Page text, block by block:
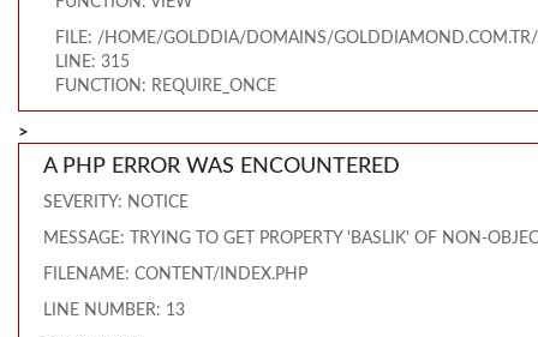
FILE: /HOME/GOLDDIA/DOMAINS/
LINE: 315
FUNCTION: REQUIRE_ONCE
>
A PHP ERROR WAS ENCOUNTERED
SEVERITY: NOTICE
MESSAGE: TRYING TO GET PROPERTY 'BASLIK' OF NON-
FILENAME: CONTENT/INDEX.PHP
LINE NUMBER: 13